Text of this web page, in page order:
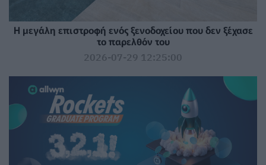
Η μεγάλη επιστροφή ενός ξενοδοχείου που δεν ξέχασε
το παρελθόν του
2026-07-29 12:25:00